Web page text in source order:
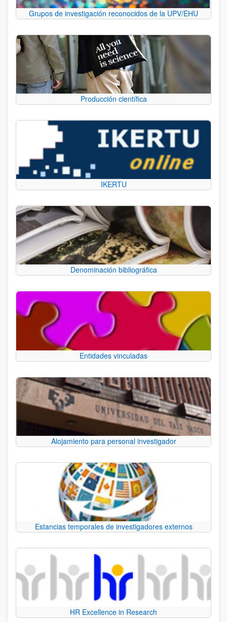
Grupos de investigación reconocidos de la UPV/EHU
Producción científica
IKERTU
Denominación bibliográfica
Entidades vinculadas
Alojamiento para personal investigador
Estancias temporales de investigadores externos
HR Excellence in Research